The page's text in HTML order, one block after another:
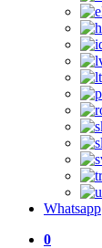
Whatsapp
0